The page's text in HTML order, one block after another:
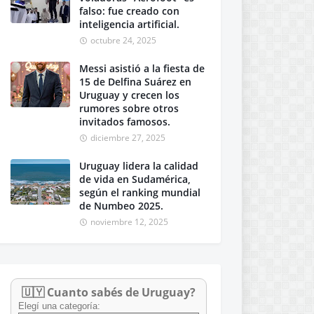
falso: fue creado con
inteligencia artificial.
octubre 24, 2025
Messi asistió a la fiesta de
15 de Delfina Suárez en
Uruguay y crecen los
rumores sobre otros
invitados famosos.
diciembre 27, 2025
Uruguay lidera la calidad
de vida en Sudamérica,
según el ranking mundial
de Numbeo 2025.
noviembre 12, 2025
🇺🇾 Cuanto sabés de Uruguay?
Elegí una categoría: